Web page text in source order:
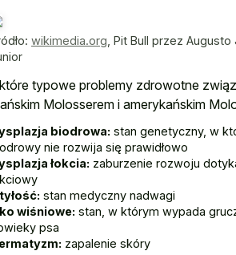
wikimedia.org Pit Bull przez Augusto
typowe problemy zdrowotne
Molosserem i amerykańskim
biodrowa: stan genetyczny, w
nie rozwija się prawidłowo
łokcia: zaburzenie rozwoju
stan medyczny nadwagi
wiśniowe: stan, w którym wypada
psa
zapalenie skóry